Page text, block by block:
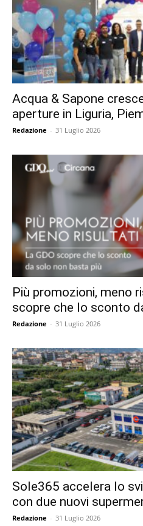
Acqua & Sapone
aperture in Liguria,
Redazione - 31 Luglio 2026
Più promozioni, meno
scopre che lo sconto
Redazione - 31 Luglio 2026
Sole365 accelera lo
con due nuovi
Redazione - 31 Luglio 2026